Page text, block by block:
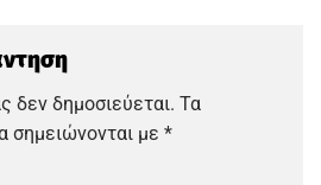
δεν δημοσιεύεται. Τα
σημειώνονται με *